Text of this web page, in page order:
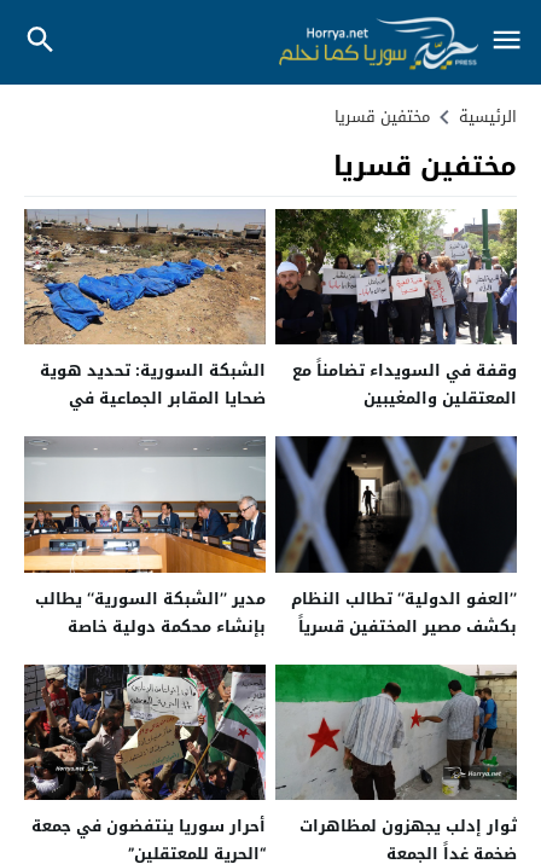
الرئيسية مختفين قسريا
مختفين قسريا
وقفة في السويداء تضامناً مع
المعتقلين والمغيبين
الشبكة السورية: تحديد هوية
ضحايا المقابر الجماعية في
’’العفو الدولية‘‘ تطالب النظام
بكشف مصير المختفين قسرياً
مدير ’’الشبكة السورية‘‘ يطالب
بإنشاء محكمة دولية خاصة
ثوار إدلب يجهزون لمظاهرات
ضخمة غداً الجمعة
أحرار سوريا ينتفضون في جمعة
“الحرية للمعتقلين”